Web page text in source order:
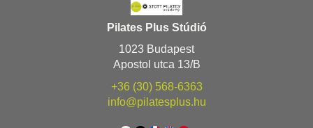
Pilates Plus Stúdió
1023 Budapest
Apostol utca 13/B
+36 (30) 568-6363
info@pilatesplus.hu